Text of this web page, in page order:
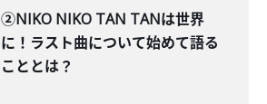
②NIKO NIKO TAN TANは世界
に！ラスト曲について始めて語る
こととは？